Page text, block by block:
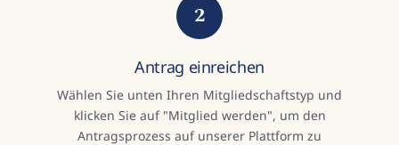
2
Antrag einreichen
Wählen Sie unten Ihren Mitgliedschaftstyp und
klicken Sie auf "Mitglied werden", um den
Antragsprozess auf unserer Plattform zu